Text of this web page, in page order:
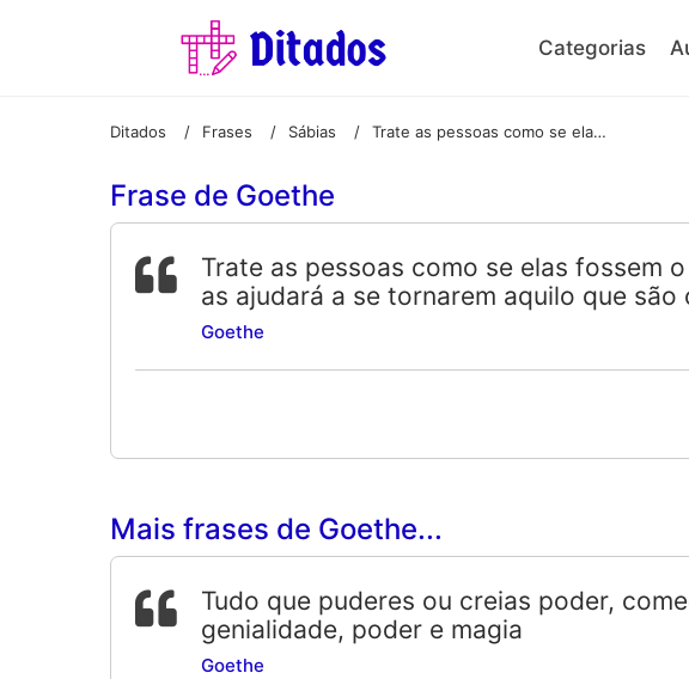
Categorias
Ditados / Frases / Sábias / Trate as pessoas como se elas fossem o que deveriam ser e você as ajudará a se tornarem aquilo que são capazes de ser
Frase de Goethe
Trate as pessoas como se elas fossem
as ajudará a se tornarem aquilo que são
Goethe
Mais frases de Goethe...
Tudo que puderes ou creias poder,
genialidade, poder e magia
Goethe